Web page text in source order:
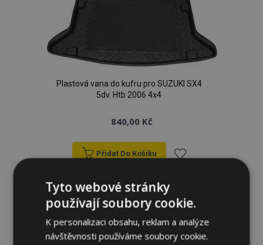
Plastová vana do kufru pro SUZUKI SX4
5dv. Htb 2006 4x4
840,00 Kč
Přidat Do Košíku
k
oblíbeným
Tyto webové stránky
používají soubory cookie.
K personalizaci obsahu, reklam a analýze
návštěvnosti používáme soubory cookie.